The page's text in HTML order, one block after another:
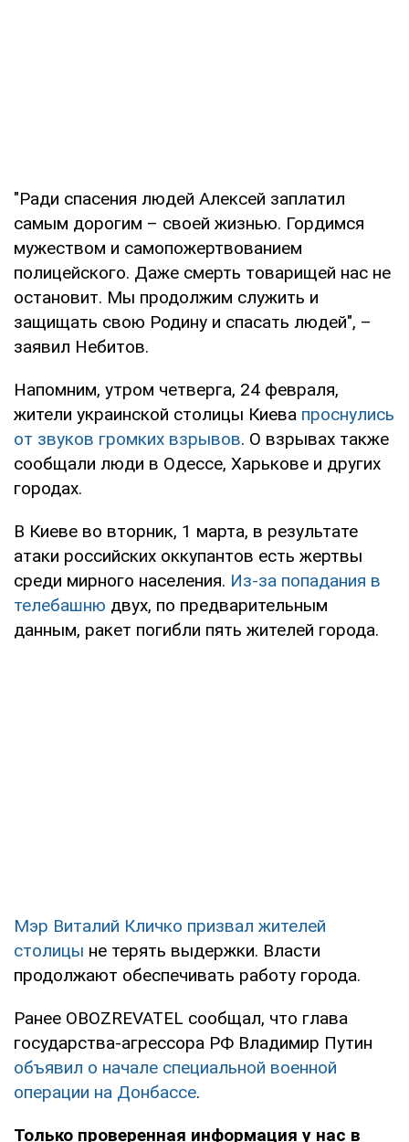
"Ради спасения людей Алексей заплатил
самым дорогим – своей жизнью. Гордимся
мужеством и самопожертвованием
полицейского. Даже смерть товарищей нас не
остановит. Мы продолжим служить и
защищать свою Родину и спасать людей", –
заявил Небитов.
Напомним, утром четверга, 24 февраля,
жители украинской столицы Киева проснулись
от звуков громких взрывов. О взрывах также
сообщали люди в Одессе, Харькове и других
городах.
В Киеве во вторник, 1 марта, в результате
атаки российских оккупантов есть жертвы
среди мирного населения. Из-за попадания в
телебашню двух, по предварительным
данным, ракет погибли пять жителей города.
Мэр Виталий Кличко призвал жителей
столицы не терять выдержки. Власти
продолжают обеспечивать работу города.
Ранее OBOZREVATEL сообщал, что глава
государства-агрессора РФ Владимир Путин
объявил о начале специальной военной
операции на Донбассе.
Только проверенная информация у нас в